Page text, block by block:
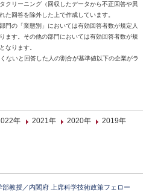
クリーニング（回収したデータから不正回答や異
た回答を除外した上で作成しています。
の「業態別」においては有効回答者数が規定人
ます。その他の部門においては有効回答者数が規
なります。
ないと回答した人の割合が基準値以下の企業がラ
年 2021年 2020年
2019年
部教授／内閣府 上席科学技術政策フェロー